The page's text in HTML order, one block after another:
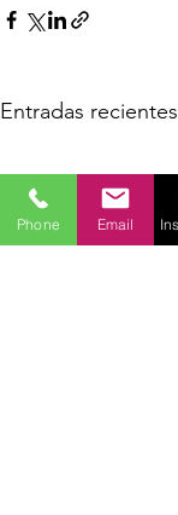
Entradas recientes
Phone Email